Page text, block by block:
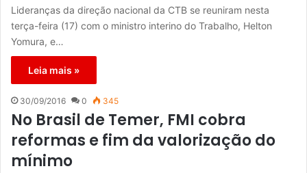
Lideranças da direção nacional da CTB se reuniram nesta
terça-feira (17) com o ministro interino do Trabalho, Helton
Yomura, e…
Leia mais »
30/09/2016 0 345
No Brasil de Temer, FMI cobra
reformas e fim da valorização do
mínimo